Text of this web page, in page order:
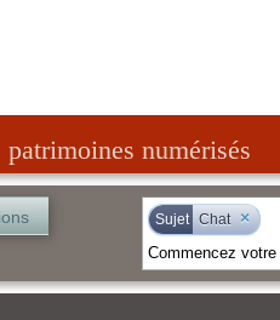
numérisés
Sujet Chat ×